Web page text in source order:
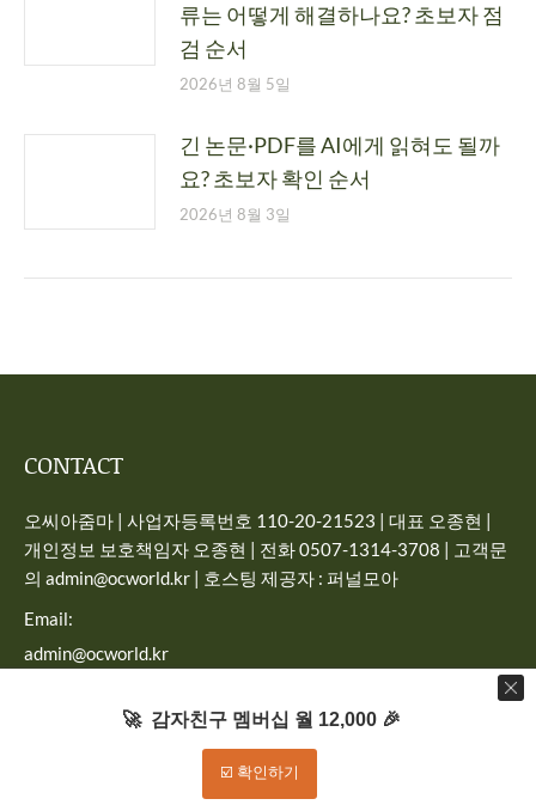
류는 어떻게 해결하나요? 초보자 점
검 순서
2026년 8월 5일
긴 논문·PDF를 AI에게 읽혀도 될까
요? 초보자 확인 순서
2026년 8월 3일
CONTACT
오씨아줌마 | 사업자등록번호 110-20-21523 | 대표 오종현 |
개인정보 보호책임자 오종현 | 전화 0507-1314-3708 | 고객문
의 admin@ocworld.kr | 호스팅 제공자 : 퍼널모아
Email:
admin@ocworld.kr
Dream-Theme — truly premium WordPress themes
🚀 감자친구 멤버십 월 12,000 🎉
☑️ 확인하기